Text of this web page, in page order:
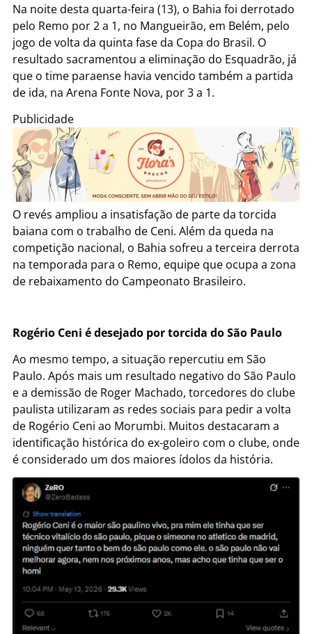
Na noite desta quarta-feira (13), o Bahia foi derrotado
pelo Remo por 2 a 1, no Mangueirão, em Belém, pelo
jogo de volta da quinta fase da Copa do Brasil. O
resultado sacramentou a eliminação do Esquadrão, já
que o time paraense havia vencido também a partida
de ida, na Arena Fonte Nova, por 3 a 1.
Publicidade
O revés ampliou a insatisfação de parte da torcida
baiana com o trabalho de Ceni. Além da queda na
competição nacional, o Bahia sofreu a terceira derrota
na temporada para o Remo, equipe que ocupa a zona
de rebaixamento do Campeonato Brasileiro.
Rogério Ceni é desejado por torcida do São Paulo
Ao mesmo tempo, a situação repercutiu em São
Paulo. Após mais um resultado negativo do São Paulo
e a demissão de Roger Machado, torcedores do clube
paulista utilizaram as redes sociais para pedir a volta
de Rogério Ceni ao Morumbi. Muitos destacaram a
identificação histórica do ex-goleiro com o clube, onde
é considerado um dos maiores ídolos da história.